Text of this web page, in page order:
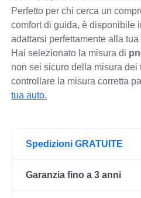
Perfetto per chi cerca un
comfort di guida, è disponibile
adattarsi perfettamente alla tua
Hai selezionato la misura di
non sei sicuro della misura dei
controllare la misura corretta
tua auto.
Spedizioni GRATUITE
Garanzia fino a 3 anni